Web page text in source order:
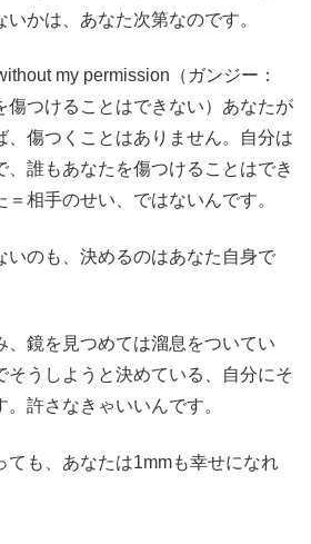
かは、あなた次第なのです。
my permission（ガンジー：
傷つけることはできない）あなたが
、傷つくことはありません。自分は
、誰もあなたを傷つけることはでき
＝相手のせい、ではないんです。
いのも、決めるのはあなた自身で
、鏡を見つめては溜息をついてい
そうしようと決めている、自分にそ
許さなきゃいいんです。
ても、あなたは1mmも幸せになれ